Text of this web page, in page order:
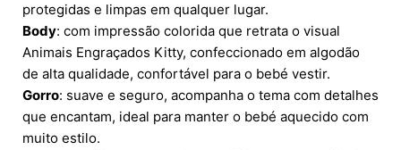
protegidas e limpas em qualquer lugar.
Body: com impressão colorida que retrata o visual
Animais Engraçados Kitty, confeccionado em algodão
de alta qualidade, confortável para o bebé vestir.
Gorro: suave e seguro, acompanha o tema com detalhes
que encantam, ideal para manter o bebé aquecido com
muito estilo.